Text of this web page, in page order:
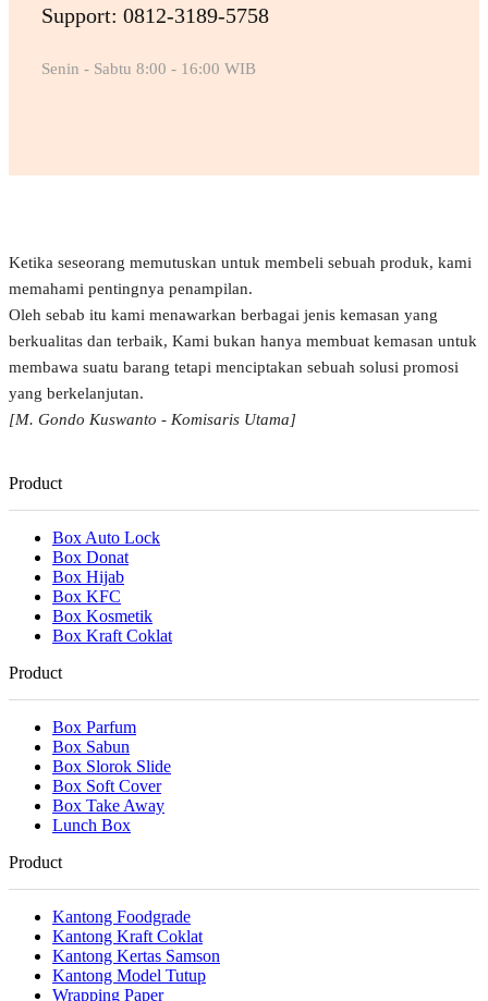
Support: 0812-3189-5758
Senin - Sabtu 8:00 - 16:00 WIB
Ketika seseorang memutuskan untuk membeli sebuah produk, kami
memahami pentingnya penampilan.
Oleh sebab itu kami menawarkan berbagai jenis kemasan yang
berkualitas dan terbaik, Kami bukan hanya membuat kemasan untuk
membawa suatu barang tetapi menciptakan sebuah solusi promosi
yang berkelanjutan.
[M. Gondo Kuswanto - Komisaris Utama]
Product
Box Auto Lock
Box Donat
Box Hijab
Box KFC
Box Kosmetik
Box Kraft Coklat
Product
Box Parfum
Box Sabun
Box Slorok Slide
Box Soft Cover
Box Take Away
Lunch Box
Product
Kantong Foodgrade
Kantong Kraft Coklat
Kantong Kertas Samson
Kantong Model Tutup
Wrapping Paper